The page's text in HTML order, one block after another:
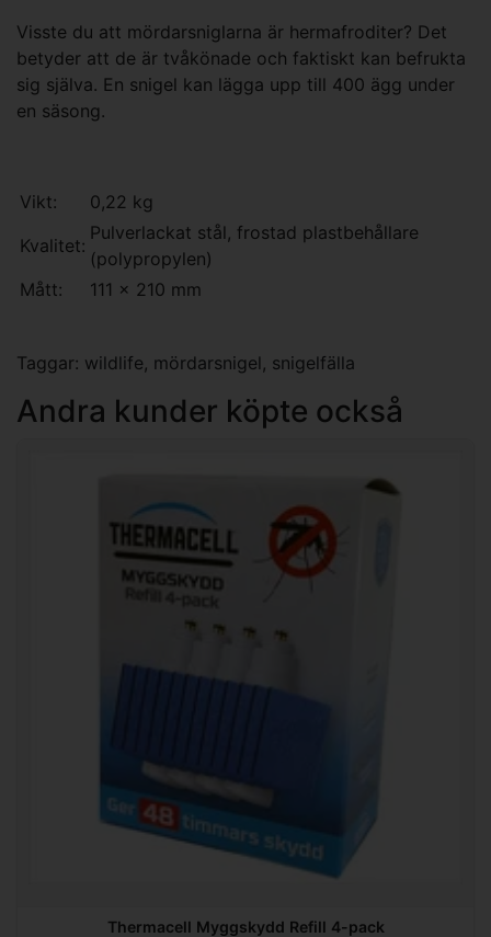
Visste du att mördarsniglarna är hermafroditer? Det
betyder att de är tvåkönade och faktiskt kan befrukta
sig själva. En snigel kan lägga upp till 400 ägg under
en säsong.
Vikt:
0,22 kg
Kvalitet:
Pulverlackat stål, frostad plastbehållare
(polypropylen)
Mått:
111 x 210 mm
Taggar: wildlife, mördarsnigel, snigelfälla
Andra kunder köpte också
Thermacell Myggskydd Refill 4-pack